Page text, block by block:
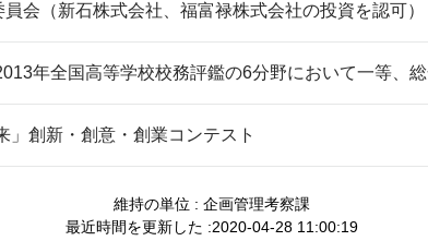
会（新石株式会社、福富禄株式会社の投資を認可）
年全国高等学校校務評鑑の6分野において一等、
」創新・創意・創業コンテスト
維持の単位 : 企画管理考察課
最近時間を更新した :2020-04-28 11:00:19